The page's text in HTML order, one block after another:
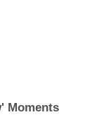
Moments